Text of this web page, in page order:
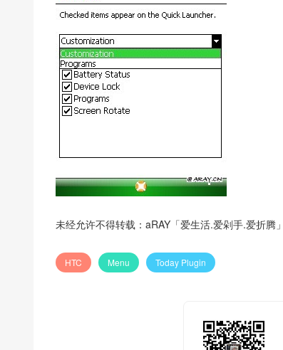
未经允许不得转载： aRAY「爱生活.爱剁手.爱折腾」
HTC Menu Today Plugin